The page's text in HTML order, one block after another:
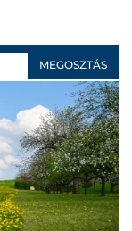
MEGOSZTÁS